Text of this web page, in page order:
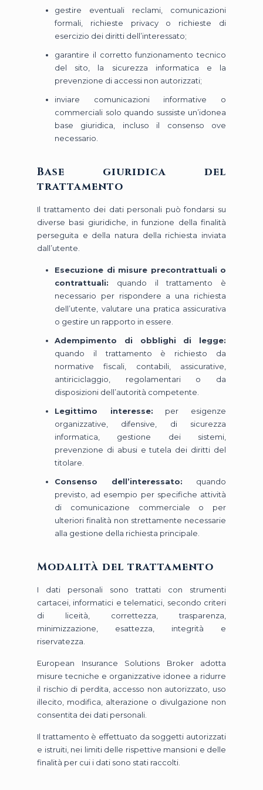
gestire eventuali reclami, comunicazioni
formali, richieste privacy o richieste di
esercizio dei diritti dell’interessato;
garantire il corretto funzionamento tecnico
del sito, la sicurezza informatica e la
prevenzione di accessi non autorizzati;
inviare comunicazioni informative o
commerciali solo quando sussiste un’idonea
base giuridica, incluso il consenso ove
necessario.
Base giuridica del
trattamento
Il trattamento dei dati personali può fondarsi su
diverse basi giuridiche, in funzione della finalità
perseguita e della natura della richiesta inviata
dall’utente.
Esecuzione di misure precontrattuali o
contrattuali: quando il trattamento è
necessario per rispondere a una richiesta
dell’utente, valutare una pratica assicurativa
o gestire un rapporto in essere.
Adempimento di obblighi di legge:
quando il trattamento è richiesto da
normative fiscali, contabili, assicurative,
antiriciclaggio, regolamentari o da
disposizioni dell’autorità competente.
Legittimo interesse: per esigenze
organizzative, difensive, di sicurezza
informatica, gestione dei sistemi,
prevenzione di abusi e tutela dei diritti del
titolare.
Consenso dell’interessato: quando
previsto, ad esempio per specifiche attività
di comunicazione commerciale o per
ulteriori finalità non strettamente necessarie
alla gestione della richiesta principale.
Modalità del trattamento
I dati personali sono trattati con strumenti
cartacei, informatici e telematici, secondo criteri
di liceità, correttezza, trasparenza,
minimizzazione, esattezza, integrità e
riservatezza.
European Insurance Solutions Broker adotta
misure tecniche e organizzative idonee a ridurre
il rischio di perdita, accesso non autorizzato, uso
illecito, modifica, alterazione o divulgazione non
consentita dei dati personali.
Il trattamento è effettuato da soggetti autorizzati
e istruiti, nei limiti delle rispettive mansioni e delle
finalità per cui i dati sono stati raccolti.